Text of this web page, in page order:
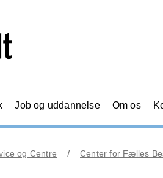
Job og uddannelse Om os
og Centre Center for Fælles